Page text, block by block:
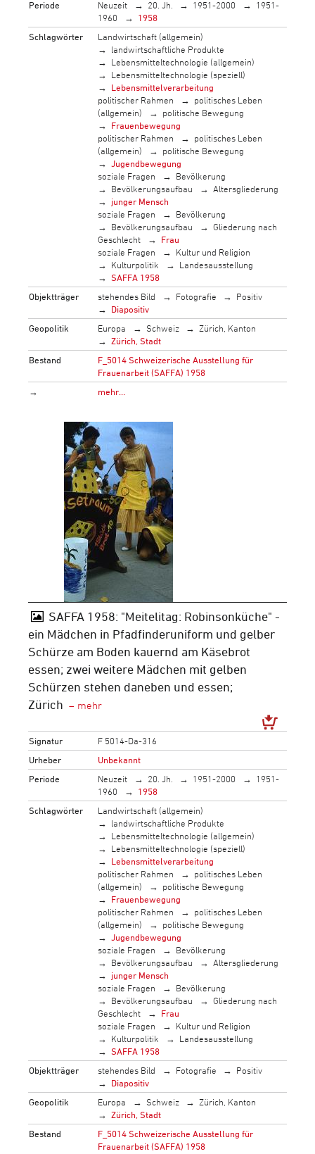
Periode Neuzeit 20. Jh. 1951-2000
1951-
1960
1958
Schlagwörter
Landwirtschaft (allgemein)
landwirtschaftliche Produkte
Lebensmitteltechnologie (allgemein)
Lebensmitteltechnologie (speziell)
Lebensmittelverarbeitung
politischer Rahmen
politisches Leben
(allgemein)
politische Bewegung
Frauenbewegung
politischer Rahmen
politisches Leben
(allgemein)
politische Bewegung
Jugendbewegung
soziale Fragen
Bevölkerung
Bevölkerungsaufbau
Altersgliederung
junger Mensch
soziale Fragen
Bevölkerung
Bevölkerungsaufbau
Gliederung nach
Geschlecht
Frau
soziale Fragen
Kultur und Religion
Kulturpolitik
Landesausstellung
SAFFA 1958
Objektträger
stehendes Bild Fotografie
Positiv
Diapositiv
Geopolitik
Europa Schweiz
Zürich, Kanton
Zürich, Stadt
Bestand
F_5014 Schweizerische Ausstellung für
Frauenarbeit (SAFFA) 1958
→
mehr…
SAFFA 1958: "Meitelitag: Robinsonküche" -
ein Mädchen in Pfadfinderuniform und gelber
Schürze am Boden kauernd am Käsebrot
essen; zwei weitere Mädchen mit gelben
Schürzen stehen daneben und essen;
Zürich
Signatur
F 5014-Da-316
Urheber
Unbekannt
Periode
Neuzeit 20. Jh. 1951-2000
1951-
1960
1958
Schlagwörter
Landwirtschaft (allgemein)
landwirtschaftliche Produkte
Lebensmitteltechnologie (allgemein)
Lebensmitteltechnologie (speziell)
Lebensmittelverarbeitung
politischer Rahmen
politisches Leben
(allgemein)
politische Bewegung
Frauenbewegung
politischer Rahmen
politisches Leben
(allgemein)
politische Bewegung
Jugendbewegung
soziale Fragen
Bevölkerung
Bevölkerungsaufbau
Altersgliederung
junger Mensch
soziale Fragen
Bevölkerung
Bevölkerungsaufbau
Gliederung nach
Geschlecht
Frau
soziale Fragen
Kultur und Religion
Kulturpolitik
Landesausstellung
SAFFA 1958
Objektträger
stehendes Bild Fotografie
Positiv
Diapositiv
Geopolitik
Europa Schweiz
Zürich, Kanton
Zürich, Stadt
Bestand
F_5014 Schweizerische Ausstellung für
Frauenarbeit (SAFFA) 1958